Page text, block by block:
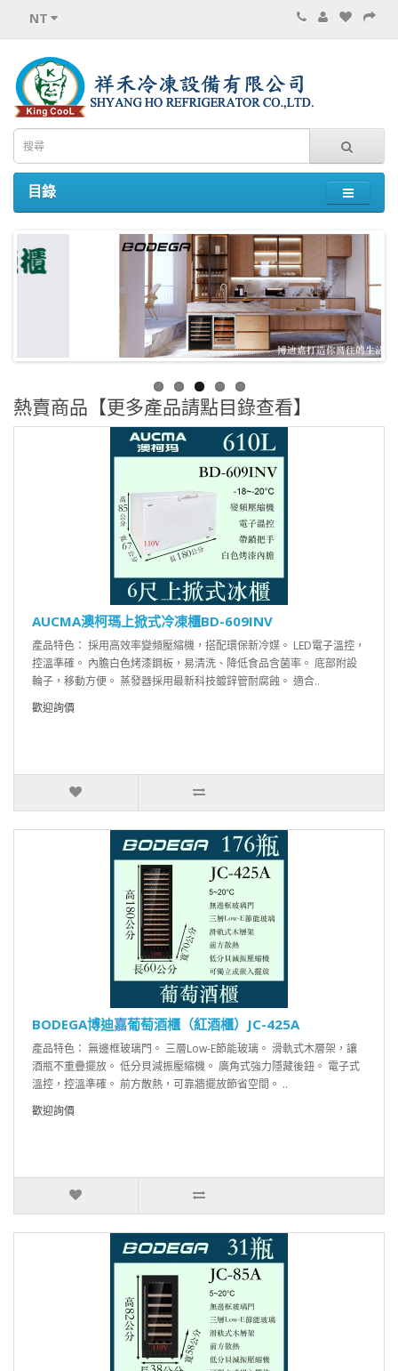
NT
目錄
熱賣商品【更多產品請點目錄查看】
AUCMA澳柯瑪上掀式冷凍櫃BD-609INV
產品特色： 採用高效率變頻壓縮機，搭配環保新冷媒。 LED電子溫控，
控溫準確。 內膽白色烤漆鋼板，易清洗、降低食品含菌率。 底部附設
輪子，移動方便。 蒸發器採用最新科技鍍鋅管耐腐蝕。 適合..
歡迎詢價
BODEGA博迪嘉葡萄酒櫃（紅酒櫃）JC-425A
產品特色： 無邊框玻璃門。 三層Low-E節能玻璃。 滑軌式木層架，讓
酒瓶不重疊擺放。 低分貝減振壓縮機。 廣角式強力隱藏後鈕。 電子式
溫控，控溫準確。 前方散熱，可靠牆擺放節省空間。 ..
歡迎詢價